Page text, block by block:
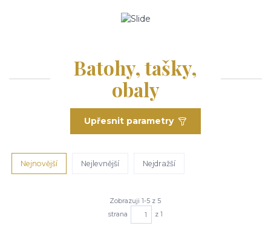
Batohy, tašky,
obaly
Upřesnit parametry
Nejnovější Nejlevnější Nejdražší
Zobrazuji 1-5 z 5
strana
z 1